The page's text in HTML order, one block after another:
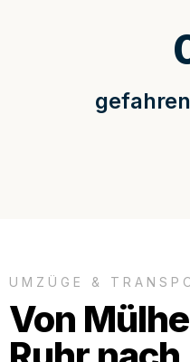
UMZÜGE &
Von